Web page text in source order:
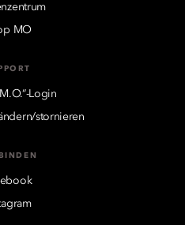
MO
Login
stornieren